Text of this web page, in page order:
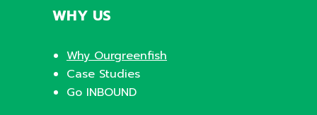
WHY US
Why Ourgreenfish
Case Studies
Go INBOUND